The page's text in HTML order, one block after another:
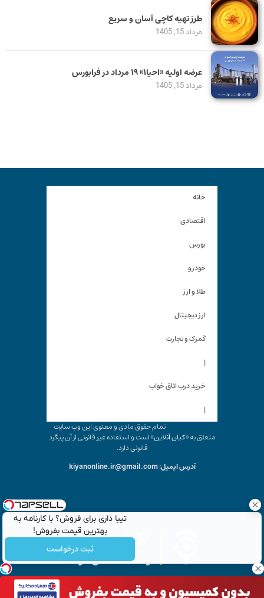
تیبا داری برای فروش؟ با کارنامه به
بهترین قیمت بفروش!
ثبت درخواست
طرز تهیه کاچی آسان و سریع
مرداد 15, 1405
عرضه اولیه «احیا۱» ۱۹ مرداد در فرابورس
مرداد 15, 1405
خانه
اقتصادی
بورس
خودرو
طلا و ارز
ارز دیجیتال
گمرک و تجارت
|
خرید درب اتاق خواب
|
تمام حقوق مادی و معنوی این وب سایت
متعلق به «کیان آنلاین» است و استفاده غیر قانونی از آن پیگرد
قانونی دارد.
آدرس ایمیل: kiyanonline.ir@gmail.com